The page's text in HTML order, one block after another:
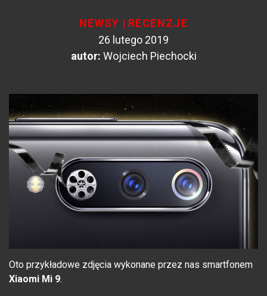
NEWSY | RECENZJE
26 lutego 2019
autor: Wojciech Piechocki
Oto przykładowe zdjęcia wykonane przez nas smartfonem
Xiaomi Mi 9.